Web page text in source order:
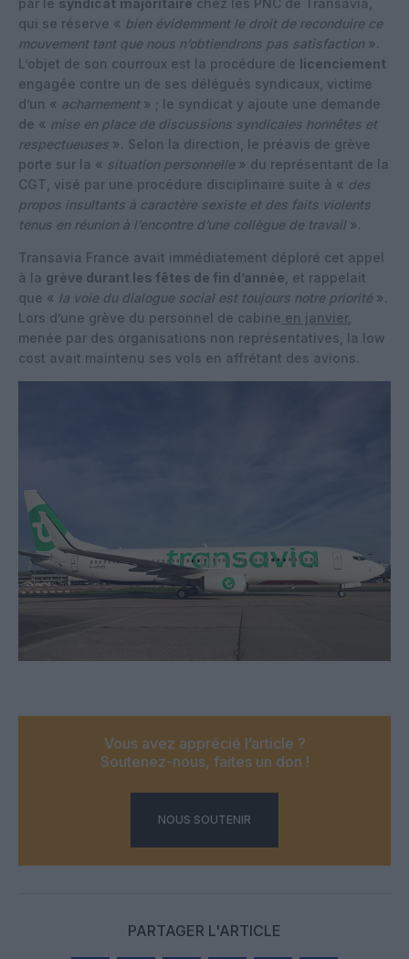
qui se réserve « bien évidemment le droit de reconduire ce
mouvement tant que nous n’obtiendrons pas satisfaction ».
L’objet de son courroux est la procédure de licenciement
engagée contre un de ses délégués syndicaux, victime
d’un « acharnement » ; le syndicat y ajoute une demande
de « mise en place de discussions syndicales honnêtes et
respectueuses ». Selon la direction, le préavis de grève
porte sur la « situation personnelle » du représentant de la
CGT, visé par une procédure disciplinaire suite à « des
propos insultants à caractère sexiste et des faits violents
tenus en réunion à l’encontre d’une collègue de travail».
Transavia France avait immédiatement déploré cet appel
à la grève durant les fêtes de fin d’année , et rappelait
que « la voie du dialogue social est toujours notre priorité ».
Lors d’une grève du personnel de cabine en janvier,
menée par des organisations non représentatives, la low
cost avait maintenu ses vols en affrétant des avions.
Vous avez apprécié l’article ?
Soutenez-nous, faites un don !
NOUS SOUTENIR
PARTAGER L'ARTICLE